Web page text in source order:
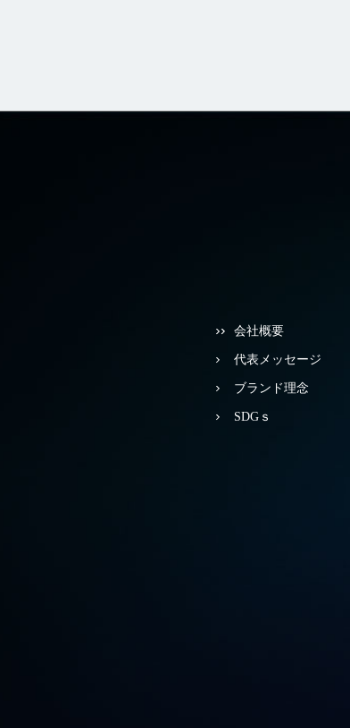
会社概要
代表メッセージ
ブランド理念
SDGｓ